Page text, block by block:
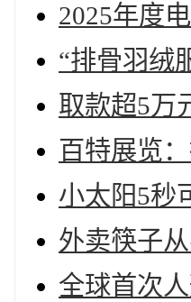
2025年度
“排骨羽绒
取款超5万
百特展览
小太阳5秒
外卖筷子
全球首次